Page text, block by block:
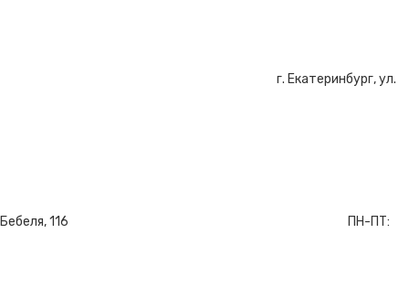
г. Екатеринбург, ул.
Бебеля, 116 ПН-ПТ: